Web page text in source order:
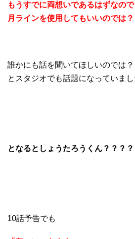
もうすでに両想いであるはずなので
月ラインを使用してもいいのでは？
誰かにも話を聞いてほしいのでは？
とスタジオでも話題になっていまし
となるとしょうたろうくん？？？？
10話予告でも